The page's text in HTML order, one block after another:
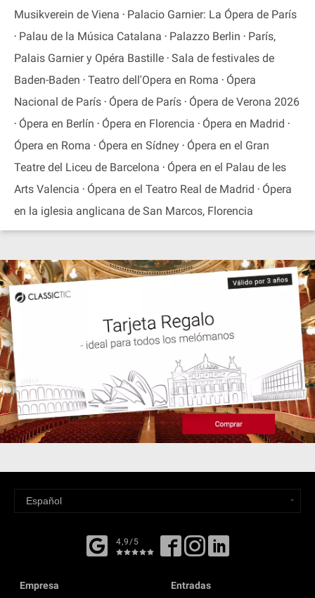
Musikverein de Viena
Palacio Garnier: La Ópera de París
Palau de la Música Catalana
Palazzo Berlin
París,
Palais Garnier y Opéra Bastille Sala de festivales de
Baden-Baden
Teatro dell'Opera en Roma
Ópera
Nacional de París
Ópera de París
Ópera de Verona 2026
Ópera en Berlín
Ópera en Florencia
Ópera en Madrid
Ópera en Roma
Ópera en Sídney
Ópera en el Gran
Teatre del Liceu de Barcelona
Ópera en el Palau de les
Arts Valencia
Ópera en el Teatro Real de Madrid
Ópera
en la iglesia anglicana de San Marcos, Florencia
4,9/5
Empresa Entradas